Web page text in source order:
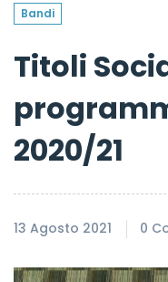
Bandi
Titoli
2020/21
13 Agosto 2021 0